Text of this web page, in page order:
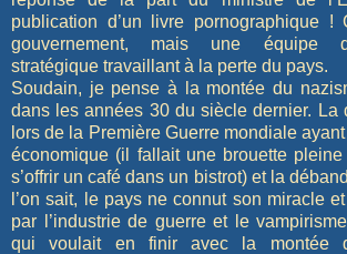
publication d’un livre pornographique !
gouvernement, mais une équipe
stratégique travaillant à la perte du pays.
Soudain, je pense à la montée du
dans les années 30 du siècle dernier. La
lors de la Première Guerre mondiale
économique (il fallait une brouette
s’offrir un café dans un bistrot) et la
l’on sait, le pays ne connut son miracle
par l’industrie de guerre et le
qui voulait en finir avec la montée